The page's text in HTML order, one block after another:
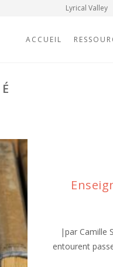
Lyrical Valley
ACCUEIL
|par Camille
entourent